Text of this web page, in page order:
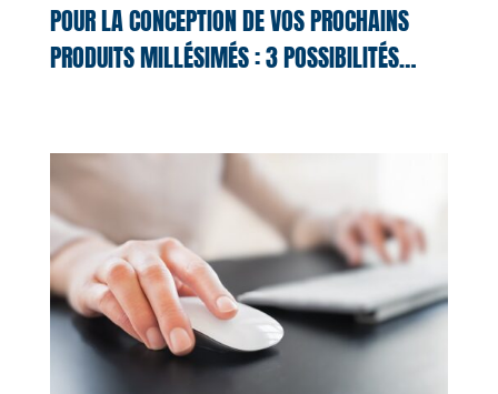
POUR LA CONCEPTION DE VOS PROCHAINS
PRODUITS MILLÉSIMÉS : 3 POSSIBILITÉS…